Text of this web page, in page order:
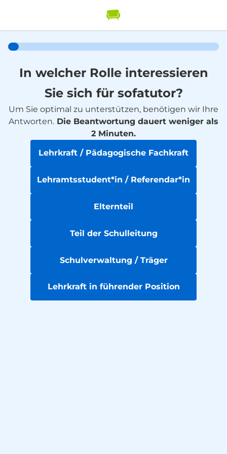
In welcher Rolle interessieren
Sie sich für sofatutor?
Um Sie optimal zu unterstützen, benötigen wir Ihre
Antworten. Die Beantwortung dauert weniger als
2 Minuten.
Lehrkraft / Pädagogische Fachkraft
Lehramtsstudent*in / Referendar*in
Elternteil
Teil der Schulleitung
Schulverwaltung / Träger
Lehrkraft in führender Position